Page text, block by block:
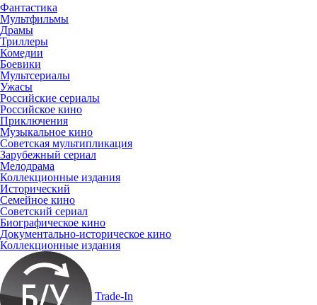
Фантастика
Мультфильмы
Драмы
Триллеры
Комедии
Боевики
Мультсериалы
Ужасы
Российские сериалы
Российское кино
Приключения
Музыкальное кино
Советская мультипликация
Зарубежный сериал
Мелодрама
Коллекционные издания
Исторический
Семейное кино
Советский сериал
Биографическое кино
Документально-историческое кино
Коллекционные издания
Trade-In